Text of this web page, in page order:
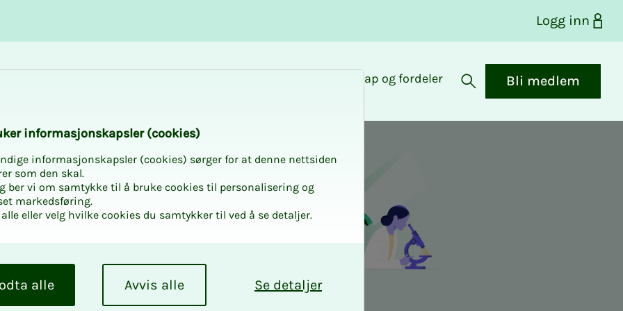
Logg inn
Medlemskap og fordeler
Åpne søk
Bli medlem
du trenger om alt
deg trygg i din
in­­­for­­­ma­­­sjons­­­kaps­­­­­ler (cookies)
informasjonskapsler (cookies) sørger for at denne nettsiden
som den skal.
ber vi om samtykke til å bruke cookies til personalisering og
markedsføring.
eller velg hvilke cookies du samtykker til ved å se detaljer.
Se detaljer
Avvis alle
alle